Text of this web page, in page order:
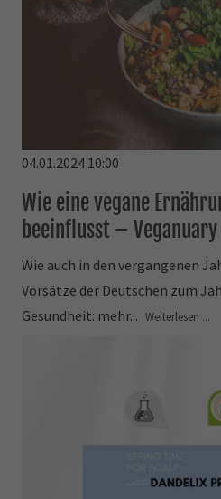
04.01.2024 10:00
Wie eine vegane
beeinflusst –
Wie auch in den vergangenen
Vorsätze der Deutschen zum
Gesundheit: mehr... Weiterlesen ...